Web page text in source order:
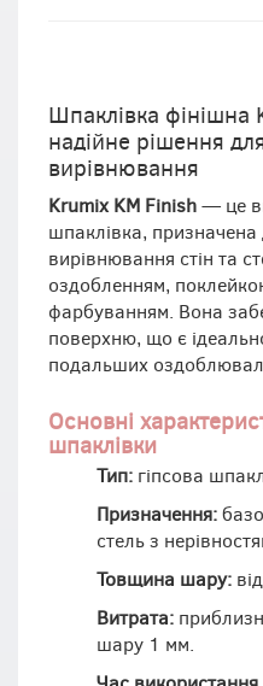
Шпаклівка
надійне рішення
вирівнювання
Krumix KM Finish— це
шпаклівка,
вирівнювання стін та
оздобленням,
фарбуванням. Вона
поверхню, що є
подальших
Основні
шпаклівки
Тип: гіпсова
Призначення:
стель з
Товщина шару:
Витрата:
шару 1 мм.